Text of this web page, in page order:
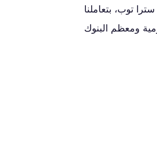
توب، بتعاملنا
ومعظم البنوك